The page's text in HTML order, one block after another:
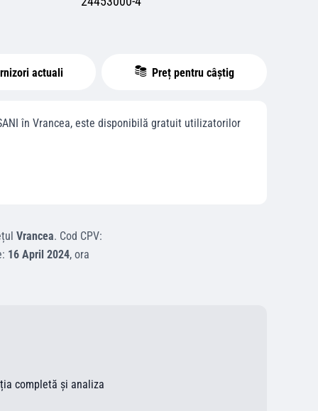
actuali Preț pentru câștig
în Vrancea, este disponibilă gratuit utilizatorilor
Vrancea. Cod CPV:
16 April 2024, ora
completă și analiza